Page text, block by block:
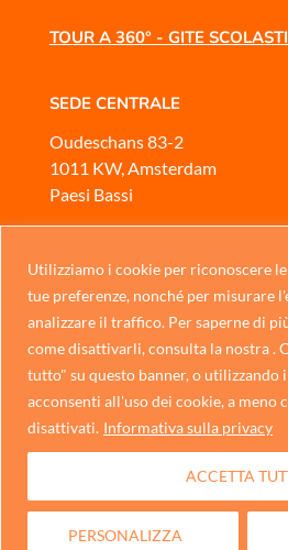
Utilizziamo i cookie per riconoscere
tue preferenze, nonché per misurare
analizzare il traffico. Per saperne di
come disattivarli, consulta la nostra .
tutto" su questo banner, o utilizzando
acconsenti all'uso dei cookie, a meno
disattivati. Informativa sulla privacy
PERSONALIZZA
ACCETTA
TOUR A 360° - GITE
SEDE CENTRALE
Oudeschans 83-2
1011 KW, Amsterdam
Paesi Bassi
ASSISTENZA CLIENTI
Mobileoppure WhatsApp
Siamo aperti
Dal lunedì alla domenica, dalle
CONTATTACI